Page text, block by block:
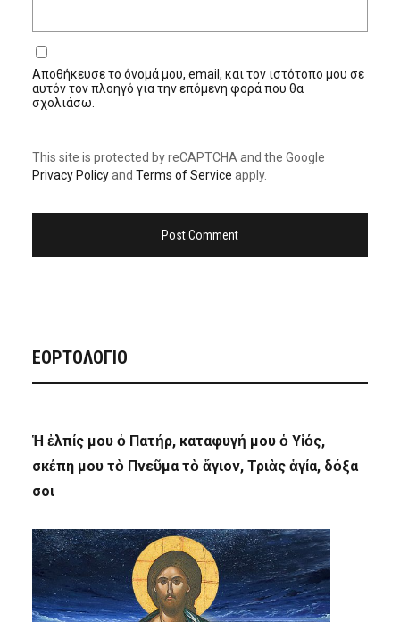
Αποθήκευσε το όνομά μου, email, και τον ιστότοπο μου σε
αυτόν τον πλοηγό για την επόμενη φορά που θα
σχολιάσω.
This site is protected by reCAPTCHA and the Google
Privacy Policyand Terms of Service apply.
ΕΟΡΤΟΛΟΓΙΟ
Ἡ ἐλπίς μου ὁ Πατήρ, καταφυγή μου ὁ Υἱός,
σκέπη μου τὸ Πνεῦμα τὸ ἅγιον, Τριὰς ἁγία, δόξα
σοι